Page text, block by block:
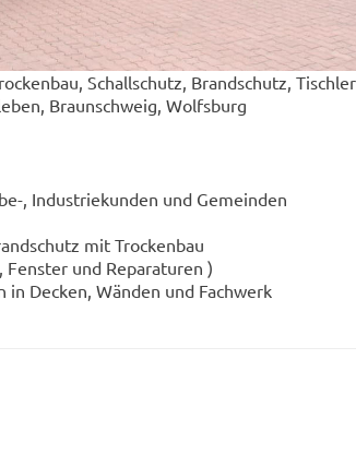
Schallschutz, Brandschutz,
Braunschweig, Wolfsburg
, Industriekunden und Gemeinden
mit Trockenbau
und Reparaturen )
Decken, Wänden und Fachwerk